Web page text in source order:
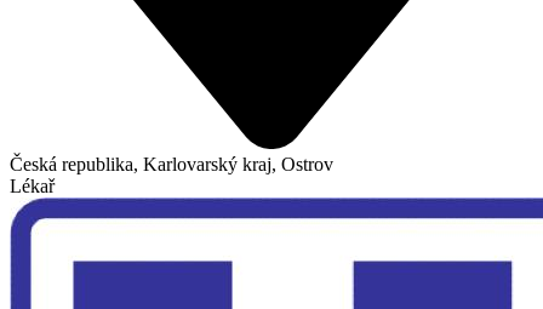
Česká republika, Karlovarský kraj, Ostrov
Lékař